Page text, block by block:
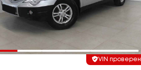
VIN проверен